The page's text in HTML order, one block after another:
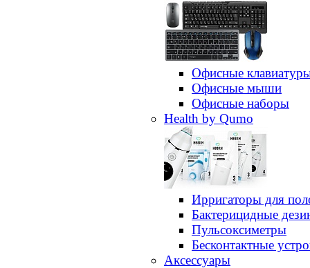
Офисные
Офисные мыши
Офисные наборы
Health by Qumo
Ирригаторы для
Бактерицидные
Пульсоксиметры
Бесконтактные
Аксессуары